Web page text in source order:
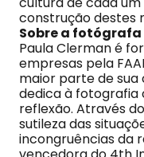
construção destes
Sobre a fotógrafa
Paula Clerman é
empresas pela
maior parte de sua
dedica à
reflexão. Através
sutileza das
incongruências da